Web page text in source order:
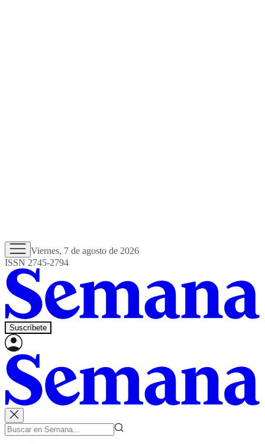
Viernes, 7 de agosto de 2026
ISSN 2745-2794
Suscríbete